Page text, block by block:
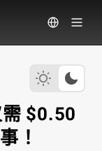
$0.50
！